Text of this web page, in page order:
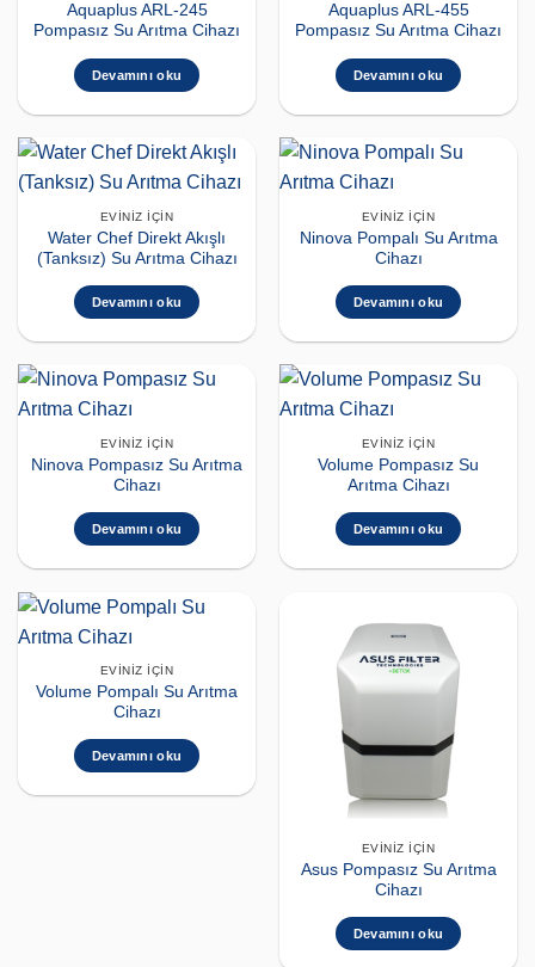
Aquaplus ARL-245
Pompasız Su Arıtma Cihazı
Devamını oku
Aquaplus ARL-455
Pompasız Su Arıtma Cihazı
Devamını oku
EVINIZ İÇIN
Water Chef Direkt Akışlı
(Tanksız) Su Arıtma Cihazı
Devamını oku
EVINIZ İÇIN
Ninova Pompalı Su Arıtma
Cihazı
Devamını oku
EVINIZ İÇIN
Ninova Pompasız Su Arıtma
Cihazı
Devamını oku
EVINIZ İÇIN
Volume Pompasız Su
Arıtma Cihazı
Devamını oku
EVINIZ İÇIN
Volume Pompalı Su Arıtma
Cihazı
Devamını oku
EVINIZ İÇIN
Asus Pompasız Su Arıtma
Cihazı
Devamını oku